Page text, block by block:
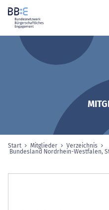
Sie sind hier:
Start Mitglieder
Verzeichnis
Bundesland Nordrhein-Westfalen,